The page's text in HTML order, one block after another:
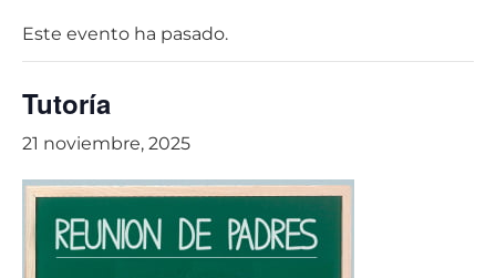
Este evento ha pasado.
Tutoría
21 noviembre, 2025